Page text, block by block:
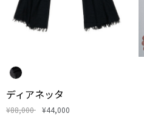
ディアネッタ
¥88,000 ¥44,000